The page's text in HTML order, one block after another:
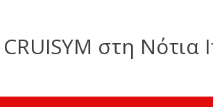
στη Νότια